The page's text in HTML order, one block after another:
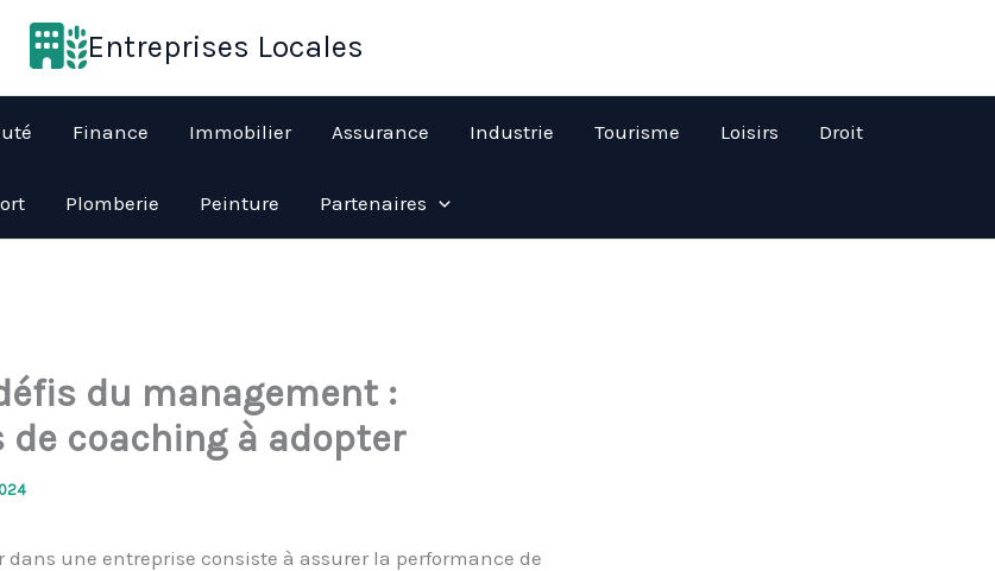
Entreprises Locales
Finance Immobilier Assurance Industrie Tourisme Loisirs Droit
Plomberie Peinture Partenaires
du management :
coaching à adopter
dans une entreprise consiste à assurer la performance de